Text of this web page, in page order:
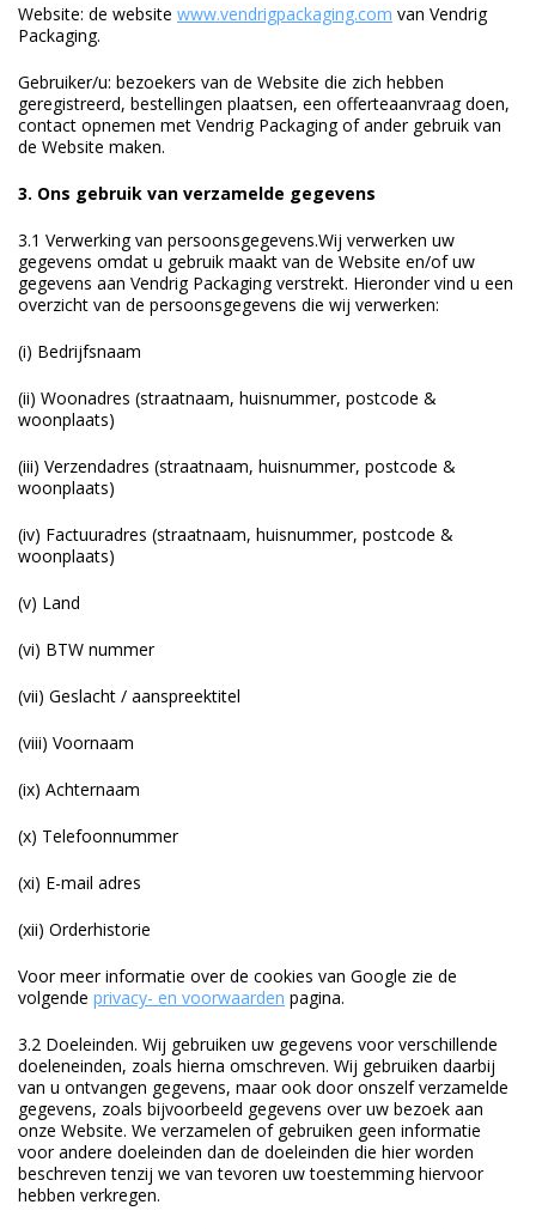
Website: de website www.vendrigpackaging.com van Vendrig
Packaging.
Gebruiker/u: bezoekers van de Website die zich hebben
geregistreerd, bestellingen plaatsen, een offerteaanvraag doen,
contact opnemen met Vendrig Packaging of ander gebruik van
de Website maken.
3. Ons gebruik van verzamelde gegevens
3.1 Verwerking van persoonsgegevens.Wij verwerken uw
gegevens omdat u gebruik maakt van de Website en/of uw
gegevens aan Vendrig Packaging verstrekt. Hieronder vind u een
overzicht van de persoonsgegevens die wij verwerken:
(i) Bedrijfsnaam
(ii) Woonadres (straatnaam, huisnummer, postcode &
woonplaats)
(iii) Verzendadres (straatnaam, huisnummer, postcode &
woonplaats)
(iv) Factuuradres (straatnaam, huisnummer, postcode &
woonplaats)
(v) Land
(vi) BTW nummer
(vii) Geslacht / aanspreektitel
(viii) Voornaam
(ix) Achternaam
(x) Telefoonnummer
(xi) E-mail adres
(xii) Orderhistorie
Voor meer informatie over de cookies van Google zie de
volgende privacy- en voorwaarden pagina.
3.2 Doeleinden. Wij gebruiken uw gegevens voor verschillende
doeleneinden, zoals hierna omschreven. Wij gebruiken daarbij
van u ontvangen gegevens, maar ook door onszelf verzamelde
gegevens, zoals bijvoorbeeld gegevens over uw bezoek aan
onze Website. We verzamelen of gebruiken geen informatie
voor andere doeleinden dan de doeleinden die hier worden
beschreven tenzij we van tevoren uw toestemming hiervoor
hebben verkregen.